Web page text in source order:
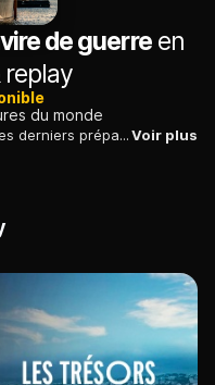
de guerreen
replay
du monde
L'équipage du HMS Duncan termine ses derniers préparatifs. Les marins s'apprêtent à partir pour un déploiement de sept mois en Méditerranée et en mer Noire.Voir plus